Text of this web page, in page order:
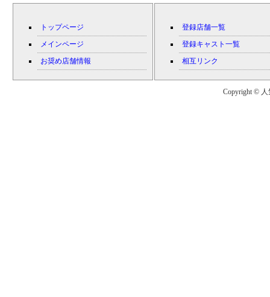
トップページ
メインページ
お奨め店舗情報
登録店舗一覧
登録キャスト一覧
相互リンク
Copyright © 人